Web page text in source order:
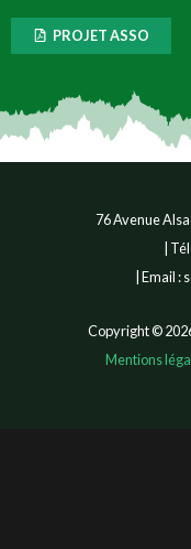
PROJET ASSO
.
76 Avenue
|
| Email
Copyright ©
Mentions